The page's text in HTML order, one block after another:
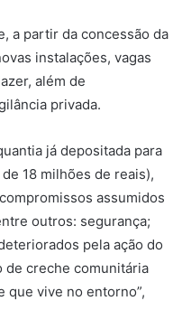
a partir da concessão da
instalações, vagas
além de
privada.
já depositada para
18 milhões de reais),
assumidos
outros: segurança;
pela ação do
de creche comunitária
que vive no entorno”,